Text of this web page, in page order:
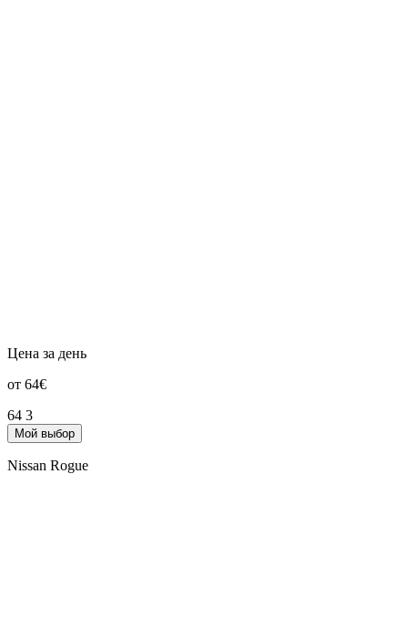
Цена за день
от 64€
64 3
Мой выбор
Nissan Rogue